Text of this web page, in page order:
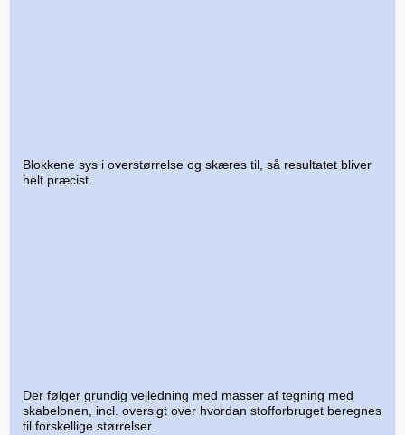
Blokkene sys i overstørrelse og skæres til, så resultatet bliver
helt præcist.
Der følger grundig vejledning med masser af tegning med
skabelonen, incl. oversigt over hvordan stofforbruget beregnes
til forskellige størrelser.